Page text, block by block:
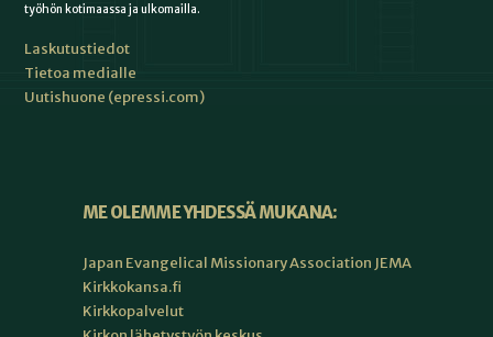
työhön kotimaassa ja ulkomailla.
Laskutustiedot
Tietoa medialle
Uutishuone (epressi.com)
ME OLEMME YHDESSÄ MUKANA:
Japan Evangelical Missionary Association JEMA
Kirkkokansa.fi
Kirkkopalvelut